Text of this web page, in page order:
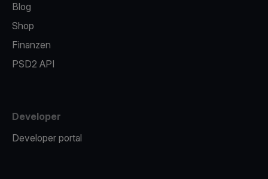
Blog
Shop
Finanzen
PSD2 API
Developer
Developer portal